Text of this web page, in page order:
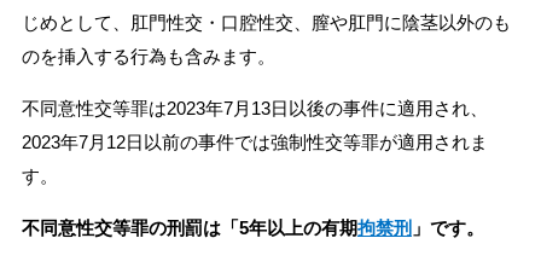
じめとして、肛門性交・口腔性交、膣や肛門に陰茎以外のも
のを挿入する行為も含みます。
不同意性交等罪は2023年7月13日以後の事件に適用され、
2023年7月12日以前の事件では強制性交等罪が適用されま
す。
不同意性交等罪の刑罰は「5年以上の有期拘禁刑 」です。